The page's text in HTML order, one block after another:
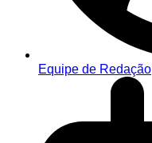
Equipe de Redação